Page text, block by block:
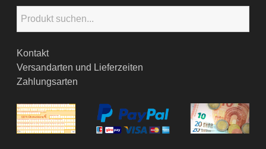
Kontakt
Versandarten und Lieferzeiten
Zahlungsarten